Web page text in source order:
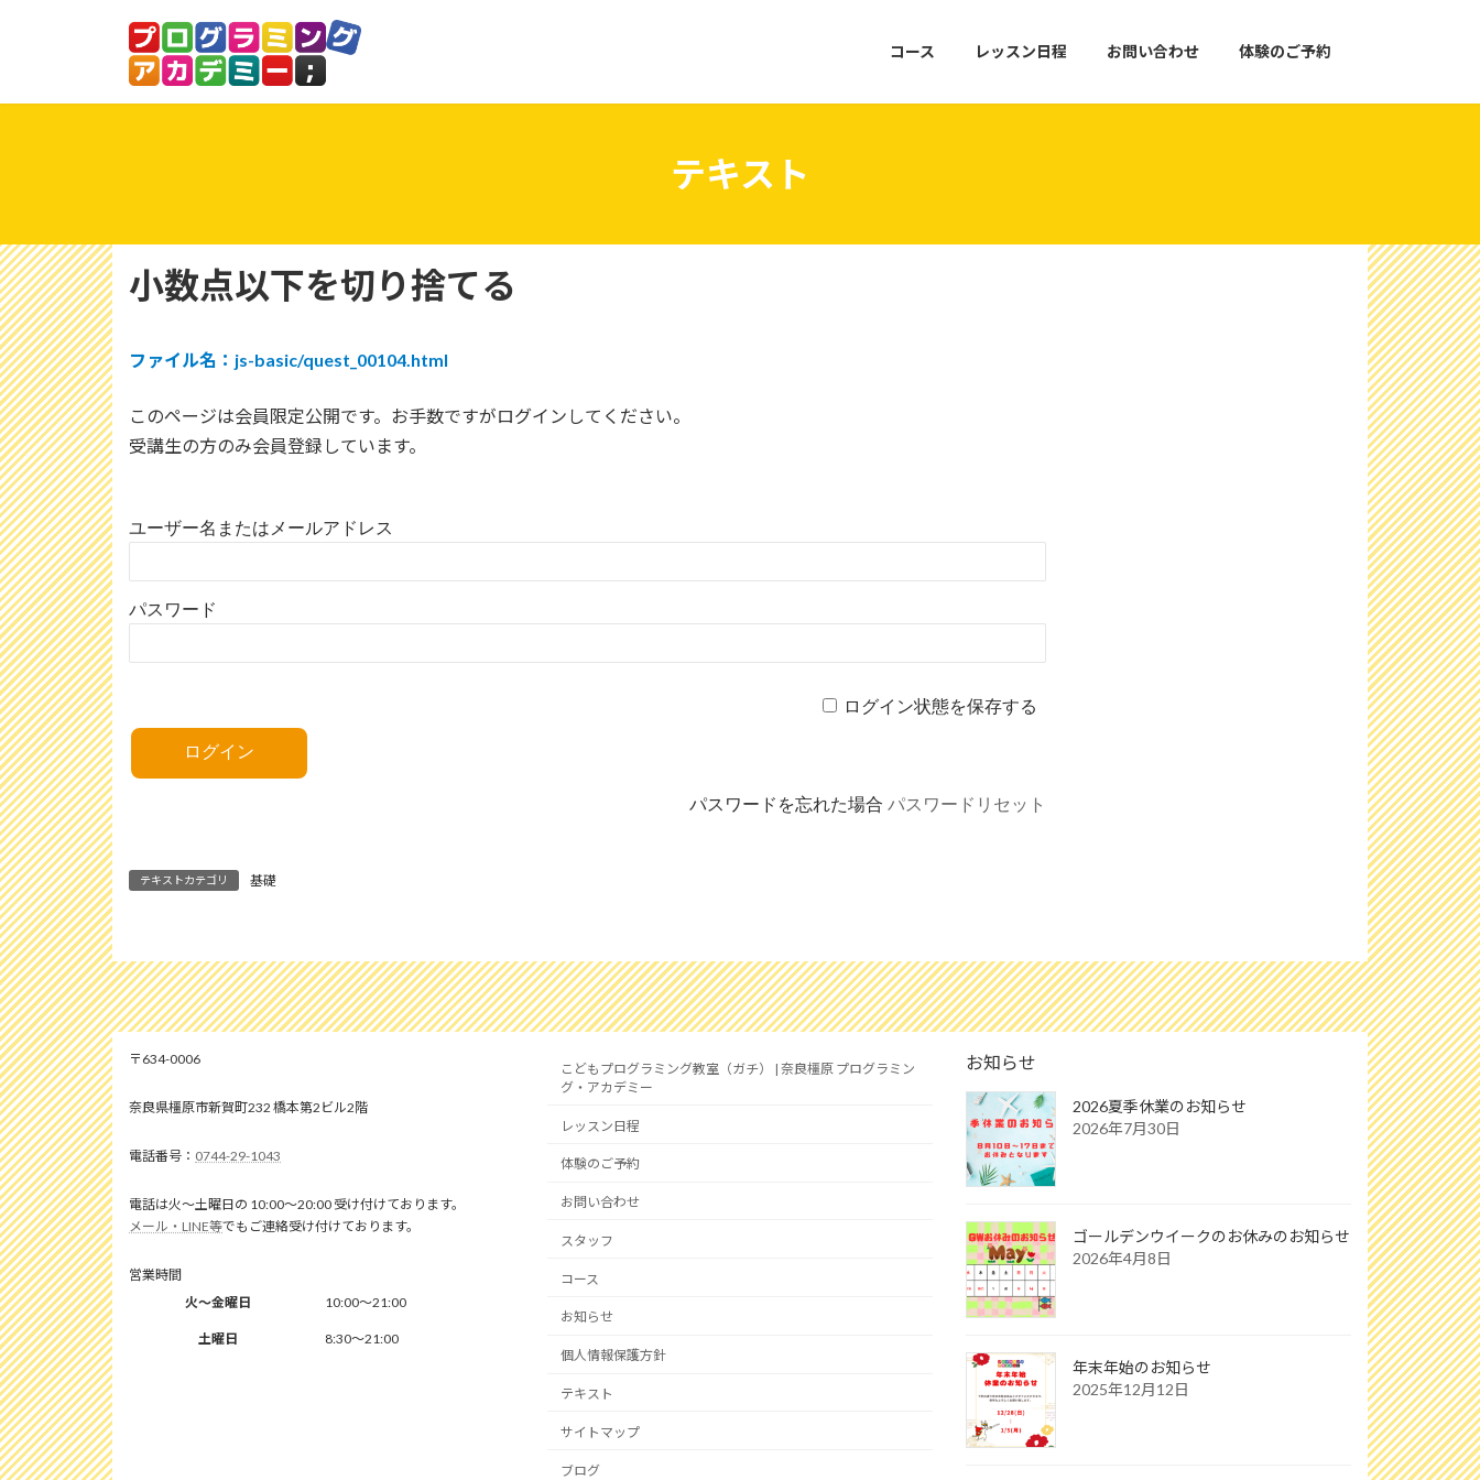
プ
動
コース レッスン日程 お問い合わせ 体験のご予約
テキスト
小数点以下を切り捨てる
ファイル名：js-basic/quest_00104.html
このページは会員限定公開です。お手数ですがログインしてください。
受講生の方のみ会員登録しています。
ユーザー名またはメールアドレス
パスワード
ログイン状態を保存する
パスワードを忘れた場合 パスワードリセット
テキストカテゴリ 基礎
634-0006
奈良県橿原市新賀町232 橋本第2ビル2階
0744-29-1043
電話は火～土曜日の 10:00～20:00 受け付けております。
メール・LINE等でもご連絡受け付けております。
営業時間
火～金曜日
10:00～21:00
土曜日 8:30～21:00
こどもプログラミング教室（ガチ） | 奈良橿原 プログラミン
グ・アカデミー
レッスン日程
体験のご予約
お問い合わせ
スタッフ
コース
お知らせ
個人情報保護方針
テキスト
サイトマップ
ブログ
お知らせ
2026夏季休業のお知らせ
2026年7月30日
ゴールデンウイークのお休みのお知らせ
2026年4月8日
年末年始のお知らせ
2025年12月12日